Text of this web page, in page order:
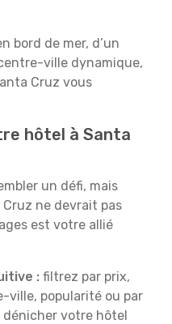
bord de mer, d’un
ville dynamique,
Cruz vous
hôtel à Santa
un défi, mais
ne devrait pas
est votre allié
: filtrez par prix,
ville, popularité ou par
dénicher votre hôtel